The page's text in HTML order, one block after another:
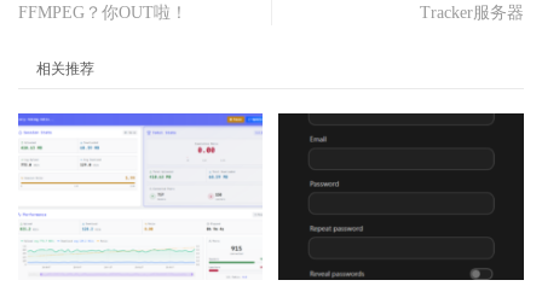
FFMPEG？你OUT啦！
Tracker服务器
相关推荐